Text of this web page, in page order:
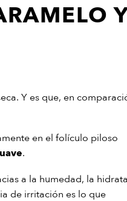
Y es que, en
en el folículo piloso
.
a la humedad, la
de irritación es lo que